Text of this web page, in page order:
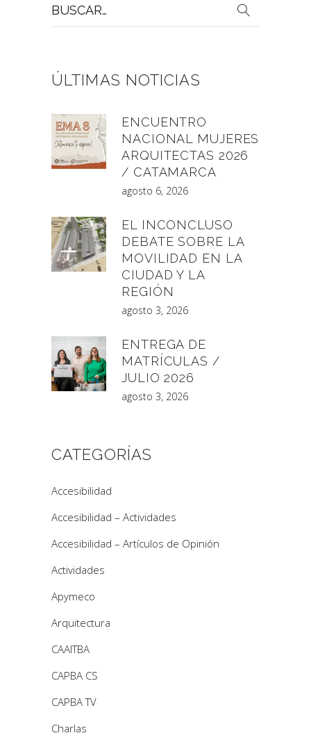
por:
ÚLTIMAS NOTICIAS
ENCUENTRO
NACIONAL MUJERES
ARQUITECTAS 2026
/ CATAMARCA
agosto 6, 2026
EL INCONCLUSO
DEBATE SOBRE LA
MOVILIDAD EN LA
CIUDAD Y LA
REGIÓN
agosto 3, 2026
ENTREGA DE
MATRÍCULAS /
JULIO 2026
agosto 3, 2026
CATEGORÍAS
Accesibilidad
Accesibilidad – Actividades
Accesibilidad – Artículos de Opinión
Actividades
Apymeco
Arquitectura
CAAITBA
CAPBA CS
CAPBA TV
Charlas